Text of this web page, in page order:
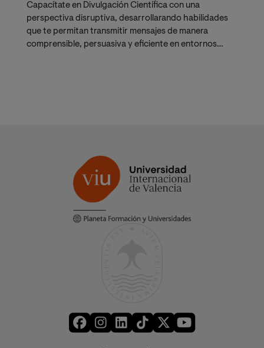
Capacítate en Divulgación Científica con una
perspectiva disruptiva, desarrollarando habilidades
que te permitan transmitir mensajes de manera
comprensible, persuasiva y eficiente en entornos